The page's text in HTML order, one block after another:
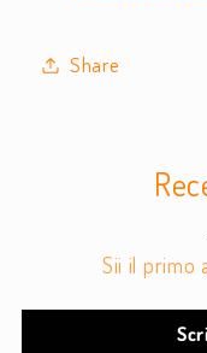
Share
Sii il primo